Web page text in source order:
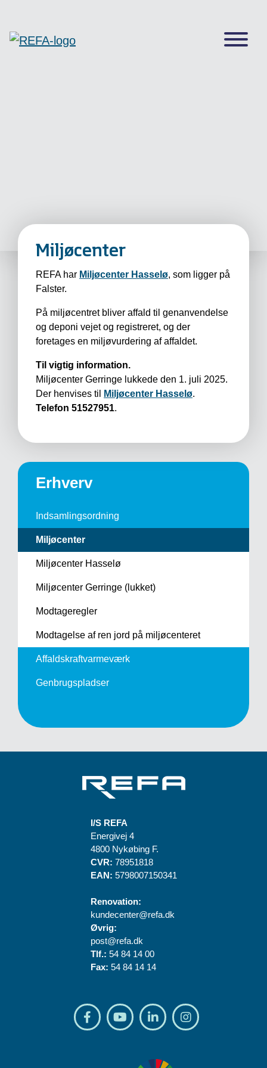
Erhverv
Indsamlingsordning
Miljøcenter
Miljøcenter Hasselø
Miljøcenter Gerringe (lukket)
Modtageregler
Modtagelse af ren jord på miljøcenteret
Affaldskraft­varmeværk
Genbrugspladser
Miljøcenter
REFA har Miljøcenter Hasselø, som ligger på
Falster.
På miljøcentret bliver affald til genanvendelse
og deponi vejet og registreret, og der
foretages en miljøvurdering af affaldet.
Til vigtig information.
Miljøcenter Gerringe lukkede den 1. juli 2025.
Der henvises til
Miljøcenter Hasselø.
Telefon 51527951.
I/S REFA
Energivej 4
4800 Nykøbing F.
CVR: 78951818
EAN: 5798007150341
Renovation:
kundecenter@refa.dk
Øvrig:
post@refa.dk
Tlf.: 54 84 14 00
Fax: 54 84 14 14